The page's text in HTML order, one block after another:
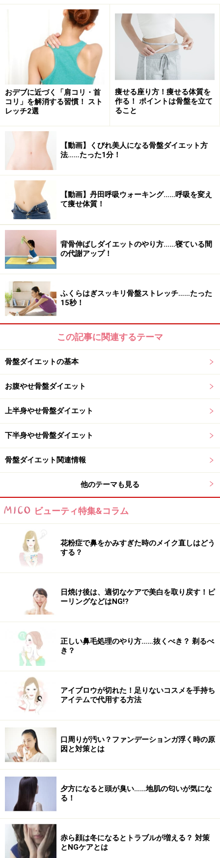
※記事内容は執筆時点のものです。最新の内容をご確認くださ
※ダイエットは個人の体質、また、誤った方法による実践に起因
して体調不良を引き起こす場合があります。実践の際には、必ず
自身の体質及び健康状態を十分に考慮したうえで、正しい方法で
おこなってください。また、全ての方への有効性を保証するもの
ではありません。
おデブに近づく「肩コリ・首
コリ」を解消する習慣！ スト
レッチ2選
痩せる座り方！痩せる体質を
作る！ ポイントは骨盤を立て
ること
【動画】くびれ美人になる骨盤ダイエット方
法……たった1分！
【動画】丹田呼吸ウォーキング……呼吸を変え
て痩せ体質！
背骨伸ばしダイエットのやり方……寝ている間
の代謝アップ！
ふくらはぎスッキリ骨盤ストレッチ……たった
15秒！
この記事に関連するテーマ
骨盤ダイエットの基本
お腹やせ骨盤ダイエット
上半身やせ骨盤ダイエット
下半身やせ骨盤ダイエット
骨盤ダイエット関連情報
他のテーマも見る
ビューティ特集&コラム
花粉症で鼻をかみすぎた時のメイク直しはどう
する？
日焼け後は、適切なケアで美白を取り戻す！ピ
ーリングなどはNG!?
正しい鼻毛処理のやり方……抜くべき？ 剃るべ
き？
アイブロウが切れた！足りないコスメを手持ち
アイテムで代用する方法
口周りが汚い？ファンデーションガ浮く時の原
因と対策とは
夕方になると頭が臭い……地肌の匂いが気にな
る！
赤ら顔は冬になるとトラブルが増える？ 対策
とNGケアとは